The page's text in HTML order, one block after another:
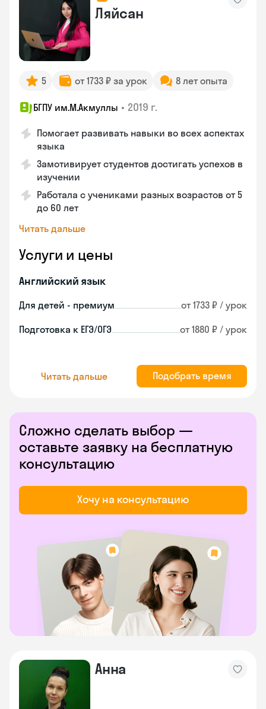
Ляйсан
5 от 1733 ₽ за урок 8 лет опыта
БГПУ им.М.Акмуллы • 2019 г.
Помогает развивать навыки во всех аспектах
языка
Замотивирует студентов достигать успехов в
изучении
Работала с учениками разных возрастов от 5
до 60 лет
Читать дальше
Услуги и цены
Английский язык
Для детей - премиум от 1733 ₽ / урок
Подготовка к ЕГЭ/ОГЭ от 1880 ₽ / урок
Читать дальше Подобрать время
Сложно сделать выбор —
оставьте заявку на бесплатную
консультацию
Хочу на консультацию
Анна